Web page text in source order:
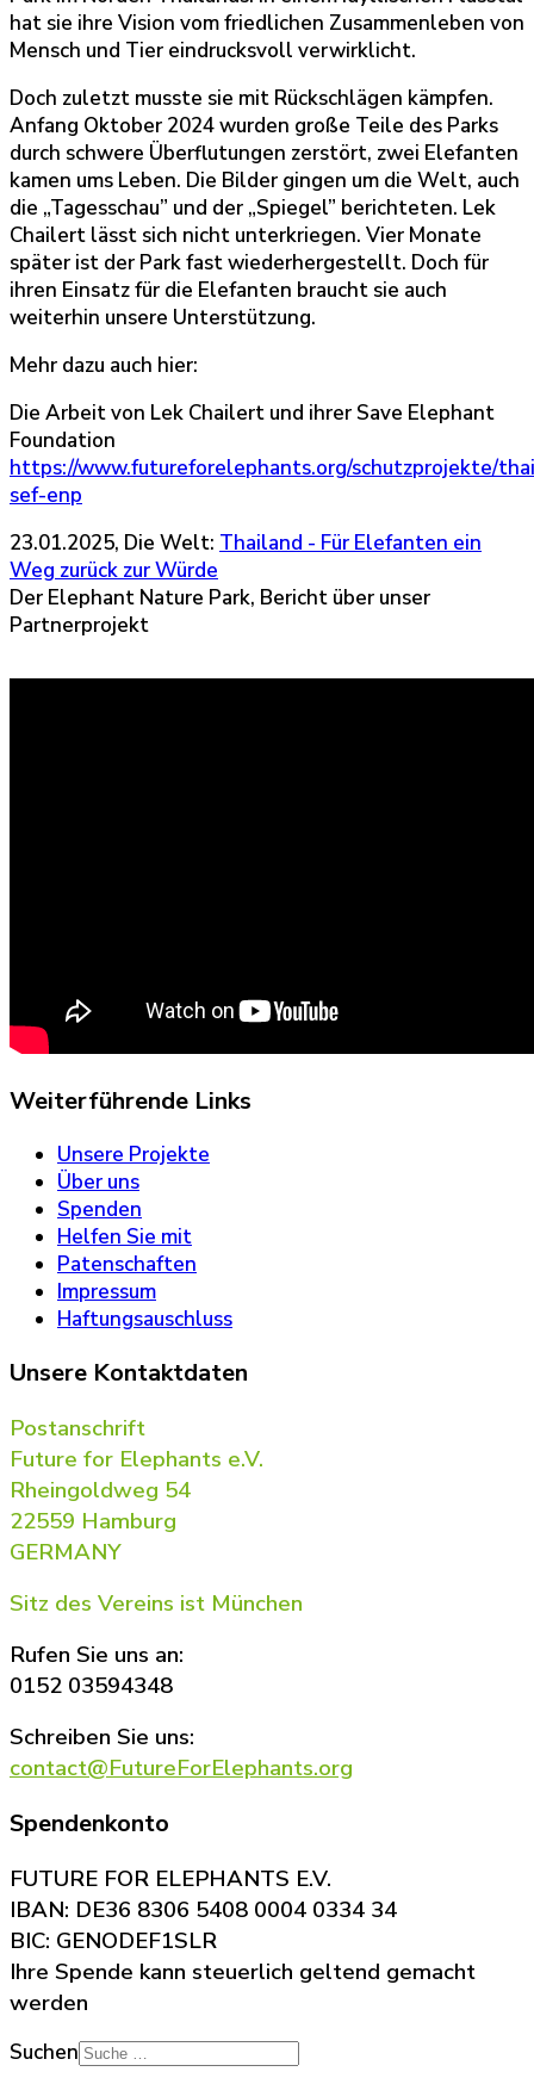
hat sie ihre Vision vom friedlichen Zusammenleben von
Mensch und Tier eindrucksvoll verwirklicht.
Doch zuletzt musste sie mit Rückschlägen kämpfen.
Anfang Oktober 2024 wurden große Teile des Parks
durch schwere Überflutungen zerstört, zwei Elefanten
kamen ums Leben. Die Bilder gingen um die Welt, auch
die „Tagesschau” und der „Spiegel” berichteten. Lek
Chailert lässt sich nicht unterkriegen. Vier Monate
später ist der Park fast wiederhergestellt. Doch für
ihren Einsatz für die Elefanten braucht sie auch
weiterhin unsere Unterstützung.
Mehr dazu auch hier:
Die Arbeit von Lek Chailert und ihrer Save Elephant
Foundation
https://www.futureforelephants.org/schutzprojekte/
sef-enp
23.01.2025, Die Welt: Thailand - Für Elefanten ein
Weg zurück zur Würde
Der Elephant Nature Park, Bericht über unser
Partnerprojekt
Weiterführende Links
Unsere Projekte
Über uns
Spenden
Helfen Sie mit
Patenschaften
Impressum
Haftungsauschluss
Unsere Kontaktdaten
Postanschrift
Future for Elephants e.V.
Rheingoldweg 54
22559 Hamburg
GERMANY
Sitz des Vereins ist München
Rufen Sie uns an:
0152 03594348
Schreiben Sie uns:
contact@FutureForElephants.org
Spendenkonto
FUTURE FOR ELEPHANTS E.V.
IBAN: DE36 8306 5408 0004 0334 34
BIC: GENODEF1SLR
Ihre Spende kann steuerlich geltend gemacht
werden
Suchen